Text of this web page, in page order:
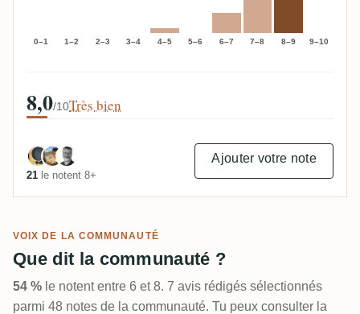
0–1 1–2 2–3 3–4 4–5 5–6 6–7 7–8 8–9 9–10
8,0/10Très bien
21 le notent 8+
Ajouter votre note
VOIX DE LA COMMUNAUTÉ
Que dit la communauté ?
54 % le notent entre 6 et 8. 7 avis rédigés sélectionnés
parmi 48 notes de la communauté. Tu peux consulter la